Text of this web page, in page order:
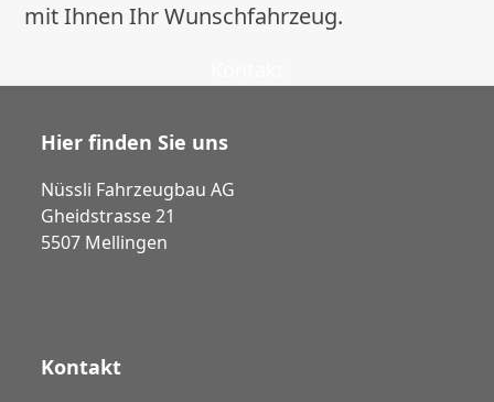
mit Ihnen Ihr Wunschfahrzeug.
Hier finden Sie uns
Nüssli Fahrzeugbau AG
Gheidstrasse 21
5507 Mellingen
Kontakt